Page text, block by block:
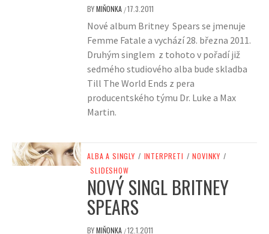
BYMIŇONKA /17.3.2011
Nové album Britney Spears se jmenuje
Femme Fatale a vychází 28. března 2011.
Druhým singlem z tohoto v pořadí již
sedmého studiového alba bude skladba
Till The World Ends z pera
producentského týmu Dr. Luke a Max
Martin.
ALBA A SINGLY / INTERPRETI / NOVINKY /
SLIDESHOW
NOVÝ SINGL BRITNEY
SPEARS
BYMIŇONKA /12.1.2011